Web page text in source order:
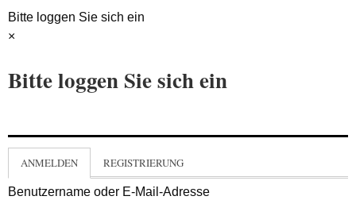
Bitte loggen Sie sich ein
×
Bitte loggen Sie sich ein
ANMELDEN REGISTRIERUNG
Benutzername oder E-Mail-Adresse